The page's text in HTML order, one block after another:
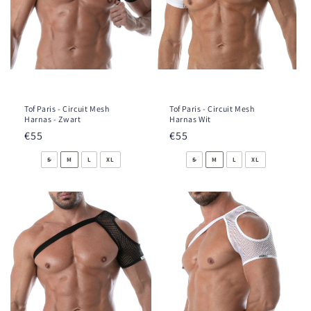
Tof Paris - Circuit Mesh
Harnas - Zwart
Normale
prijs
€55
S M L XL
Tof Paris - Circuit Mesh
Harnas Wit
Normale
prijs
€55
S M L XL